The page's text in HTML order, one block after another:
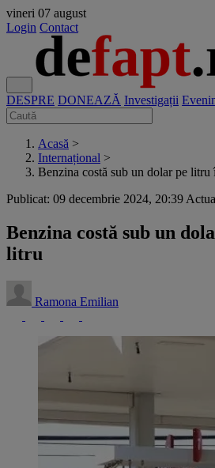
vineri 07 august
Login Contact
DESPRE DONEAZĂ Investigații
Acasă >
Internațional >
Benzina costă sub un dolar pe
Publicat: 09 decembrie 2024, 20:39
Benzina costă sub un
litru
Ramona Emilian